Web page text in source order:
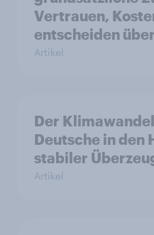
Vertrauen,
entscheiden
Artikel
Der
Deutsche in den
stabiler
Artikel